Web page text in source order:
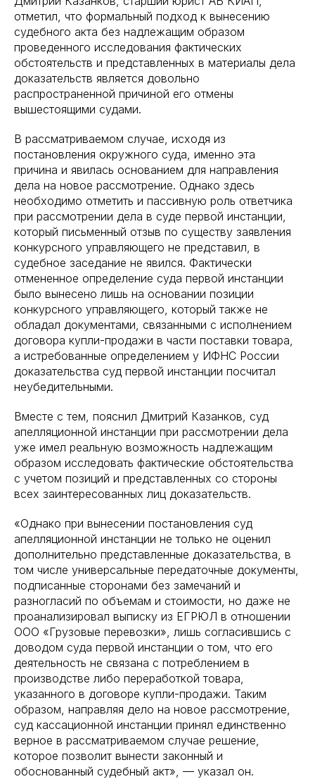
отметил, что формальный подход к вынесению
судебного акта без надлежащим образом
проведенного исследования фактических
обстоятельств и представленных в материалы дела
доказательств является довольно
распространенной причиной его отмены
вышестоящими судами.
В рассматриваемом случае, исходя из
постановления окружного суда, именно эта
причина и явилась основанием для направления
дела на новое рассмотрение. Однако здесь
необходимо отметить и пассивную роль ответчика
при рассмотрении дела в суде первой инстанции,
который письменный отзыв по существу заявления
конкурсного управляющего не представил, в
судебное заседание не явился. Фактически
отмененное определение суда первой инстанции
было вынесено лишь на основании позиции
конкурсного управляющего, который также не
обладал документами, связанными с исполнением
договора купли-продажи в части поставки товара,
а истребованные определением у ИФНС России
доказательства суд первой инстанции посчитал
неубедительными.
Вместе с тем, пояснил Дмитрий Казанков, суд
апелляционной инстанции при рассмотрении дела
уже имел реальную возможность надлежащим
образом исследовать фактические обстоятельства
с учетом позиций и представленных со стороны
всех заинтересованных лиц доказательств.
«Однако при вынесении постановления суд
апелляционной инстанции не только не оценил
дополнительно представленные доказательства, в
том числе универсальные передаточные документы,
подписанные сторонами без замечаний и
разногласий по объемам и стоимости, но даже не
проанализировал выписку из ЕГРЮЛ в отношении
ООО «Грузовые перевозки», лишь согласившись с
доводом суда первой инстанции о том, что его
деятельность не связана с потреблением в
производстве либо переработкой товара,
указанного в договоре купли-продажи. Таким
образом, направляя дело на новое рассмотрение,
суд кассационной инстанции принял единственно
верное в рассматриваемом случае решение,
которое позволит вынести законный и
обоснованный судебный акт», — указал он.